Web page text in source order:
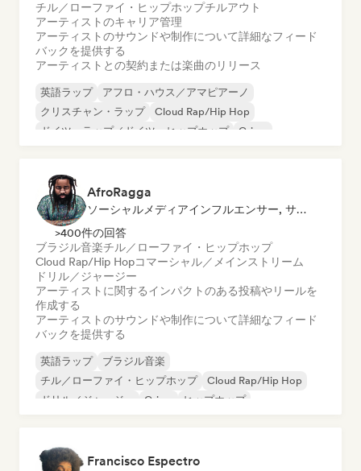
チル／ローファイ・ヒップホップチルアウト
アーティストのキャリア管理
アーティストのサウンドや制作について詳細なフィード
バックを提供する
アーティストとの契約または楽曲のリリース
英語ラップ
アフロ・ハウス／アマピアーノ
クリスチャン・ラップ
Cloud Rap/Hip Hop
ドイツ・ラップ／ドイツ・ヒップホップ
Grime
AfroRagga
ソーシャルメディアインフルエンサー, サウンドエキスパート
>400件の回答
ブラジル音楽チル／ローファイ・ヒップホップ
Cloud Rap/Hip Hopコマーシャル／メインストリーム
ドリル／ジャージー
アーティストに関するインパクトのある投稿やリールを
作成する
アーティストのサウンドや制作について詳細なフィード
バックを提供する
英語ラップ
ブラジル音楽
チル／ローファイ・ヒップホップ
Cloud Rap/Hip Hop
ドリル／ジャージー
Grime
ヒップホップ
Francisco Espectro